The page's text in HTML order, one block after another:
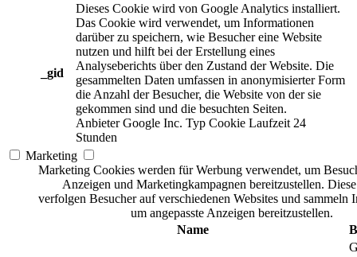
_gid
Dieses Cookie wird von Google Analytics installiert.
Das Cookie wird verwendet, um Informationen
darüber zu speichern, wie Besucher eine Website
nutzen und hilft bei der Erstellung eines
Analyseberichts über den Zustand der Website. Die
gesammelten Daten umfassen in anonymisierter Form
die Anzahl der Besucher, die Website von der sie
gekommen sind und die besuchten Seiten.
Anbieter Google Inc. Typ Cookie Laufzeit 24
Stunden
Marketing
Marketing Cookies werden für Werbung verwendet, um
Anzeigen und Marketingkampagnen bereitzustellen.
verfolgen Besucher auf verschiedenen Websites und sammeln
um angepasste Anzeigen bereitzustellen.
Name